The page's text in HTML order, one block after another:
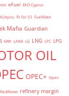
eFuel EKO Cyprus
fit for 55 FuelMate
Mafia Guardian
kWh LANA LG LNG LPC LPG
OIL
OPEC+ Open
RealNews refinery margin